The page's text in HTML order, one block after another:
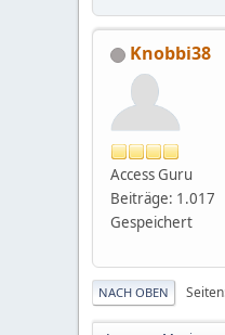
Knobbi38
Access Guru
Beiträge: 1.017
Gespeichert
NACH OBEN Seiten